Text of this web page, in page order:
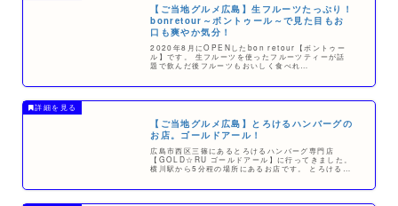
【ご当地グルメ広島】生フルーツたっぷり！
bonretour～ボントゥール～で見た目もお
口も爽やか気分！
2020年8月にOPENしたbon retour【ボントゥー
ル】です。 生フルーツを使ったフルーツティーが話
題で飲んだ後フルーツもおいしく食べれ…
【ご当地グルメ広島】とろけるハンバーグの
お店。ゴールドアール！
広島市西区三篠にあるとろけるハンバーグ専門店
【GOLD☆RU ゴールドアール】に行ってきました。
横川駅から5分程の場所にあるお店です。 とろける…